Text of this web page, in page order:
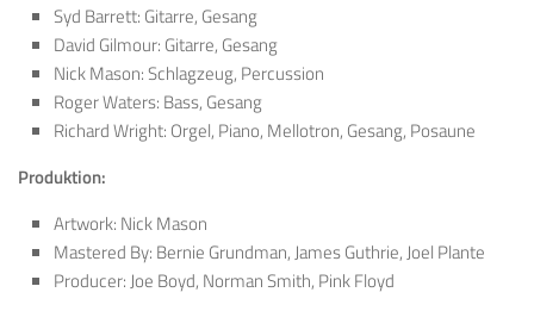
Syd Barrett: Gitarre, Gesang
David Gilmour: Gitarre, Gesang
Nick Mason: Schlagzeug, Percussion
Roger Waters: Bass, Gesang
Richard Wright: Orgel, Piano, Mellotron, Gesang, Posaune
Produktion:
Artwork: Nick Mason
Mastered By: Bernie Grundman,James Guthrie,Joel Plante
Producer:Joe Boyd, Norman Smith, Pink Floyd